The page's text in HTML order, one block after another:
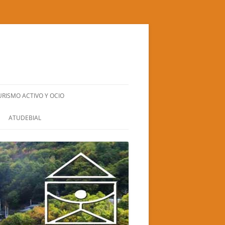
ACTIVO Y OCIO
BIERZO NATURA S.L.
GRAN RUFUS (TEATRO-CIRCO)
ATUDEBIAL